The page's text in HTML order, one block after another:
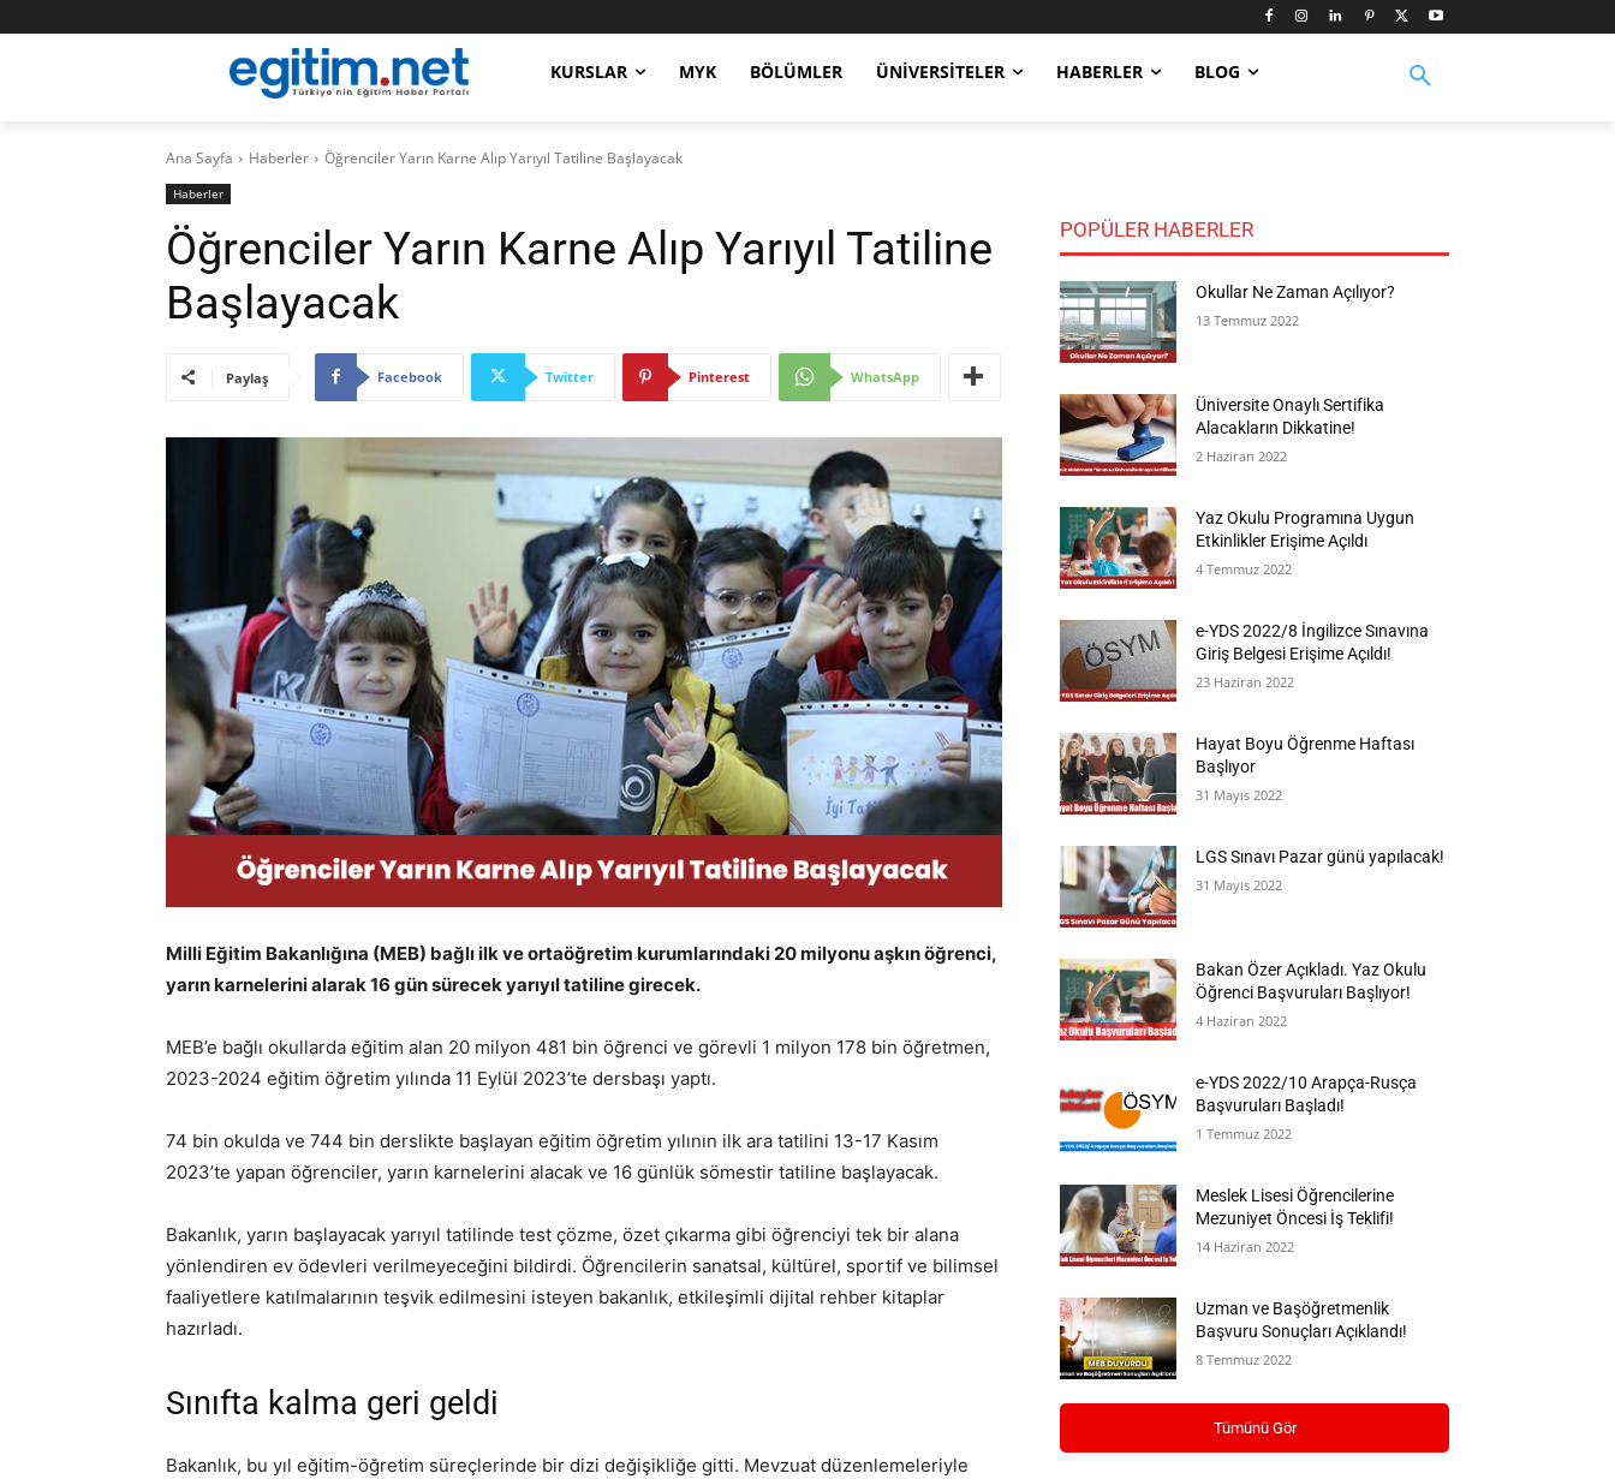
KURSLAR MYK BÖLÜMLER ÜNIVERSITELER HABERLER BLOG
Ana Sayfa Haberler Öğrenciler Yarın Karne Alıp Yarıyıl Tatiline Başlayacak
Haberler
Öğrenciler Yarın Karne Alıp Yarıyıl Tatiline
Başlayacak
Paylaş Facebook Twitter Pinterest WhatsApp
Milli Eğitim Bakanlığına (MEB) bağlı ilk ve ortaöğretim kurumlarındaki 20 milyonu aşkın öğrenci,
yarın karnelerini alarak 16 gün sürecek yarıyıl tatiline girecek.
MEB’e bağlı okullarda eğitim alan 20 milyon 481 bin öğrenci ve görevli 1 milyon 178 bin öğretmen,
2023-2024 eğitim öğretim yılında 11 Eylül 2023’te dersbaşı yaptı.
74 bin okulda ve 744 bin derslikte başlayan eğitim öğretim yılının ilk ara tatilini 13-17 Kasım
2023’te yapan öğrenciler, yarın karnelerini alacak ve 16 günlük sömestir tatiline başlayacak.
Bakanlık, yarın başlayacak yarıyıl tatilinde test çözme, özet çıkarma gibi öğrenciyi tek bir alana
yönlendiren ev ödevleri verilmeyeceğini bildirdi. Öğrencilerin sanatsal, kültürel, sportif ve bilimsel
faaliyetlere katılmalarının teşvik edilmesini isteyen bakanlık, etkileşimli dijital rehber kitaplar
hazırladı.
Sınıfta kalma geri geldi
Bakanlık, bu yıl eğitim-öğretim süreçlerinde bir dizi değişikliğe gitti. Mevzuat düzenlemeleriyle
POPÜLER HABERLER
Okullar Ne Zaman Açılıyor?
13 Temmuz 2022
Üniversite Onaylı Sertifika
Alacakların Dikkatine!
2 Haziran 2022
Yaz Okulu Programına Uygun
Etkinlikler Erişime Açıldı
4 Temmuz 2022
e-YDS 2022/8 İngilizce Sınavına
Giriş Belgesi Erişime Açıldı!
23 Haziran 2022
Hayat Boyu Öğrenme Haftası
Başlıyor
31 Mayıs 2022
LGS Sınavı Pazar günü yapılacak!
31 Mayıs 2022
Bakan Özer Açıkladı. Yaz Okulu
Öğrenci Başvuruları Başlıyor!
4 Haziran 2022
e-YDS 2022/10 Arapça-Rusça
Başvuruları Başladı!
1 Temmuz 2022
Meslek Lisesi Öğrencilerine
Mezuniyet Öncesi İş Teklifi!
14 Haziran 2022
Uzman ve Başöğretmenlik
Başvuru Sonuçları Açıklandı!
8 Temmuz 2022
Tümünü Gör